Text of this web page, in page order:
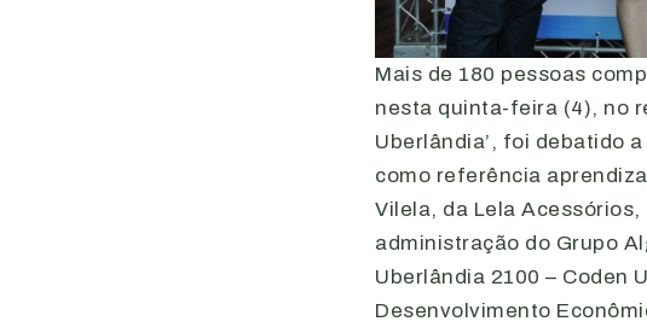
Mais de 180 pessoas
nesta quinta-feira (4), no
Uberlândia’, foi debatido
como referência
Vilela, da Lela
administração do Grupo
Uberlândia 2100 – Coden
Desenvolvimento